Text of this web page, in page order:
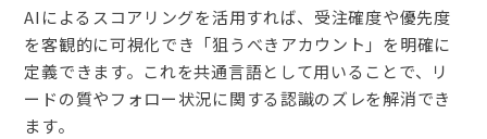
AIによるスコアリングを活用すれば、受注確度や優先度
を客観的に可視化でき「狙うべきアカウント」を明確に
定義できます。これを共通言語として用いることで、リ
ードの質やフォロー状況に関する認識のズレを解消でき
ます。